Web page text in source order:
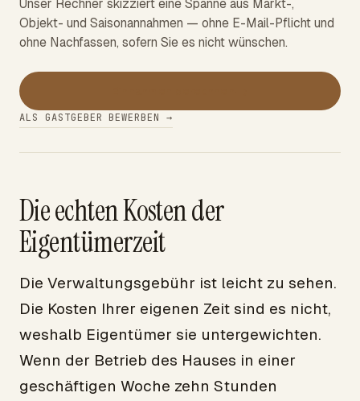
Unser Rechner skizziert eine Spanne aus Markt-,
Objekt- und Saisonannahmen — ohne E-Mail-Pflicht und
ohne Nachfassen, sofern Sie es nicht wünschen.
ALS GASTGEBER BEWERBEN →
Die echten Kosten der
Eigentümerzeit
Die Verwaltungsgebühr ist leicht zu sehen.
Die Kosten Ihrer eigenen Zeit sind es nicht,
weshalb Eigentümer sie untergewichten.
Wenn der Betrieb des Hauses in einer
geschäftigen Woche zehn Stunden